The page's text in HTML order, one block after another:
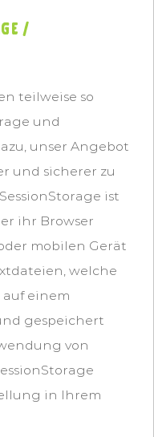
/
teilweise so
und
unser Angebot
und sicherer zu
ist
ihr Browser
mobilen Gerät
welche
einem
gespeichert
von
in Ihrem